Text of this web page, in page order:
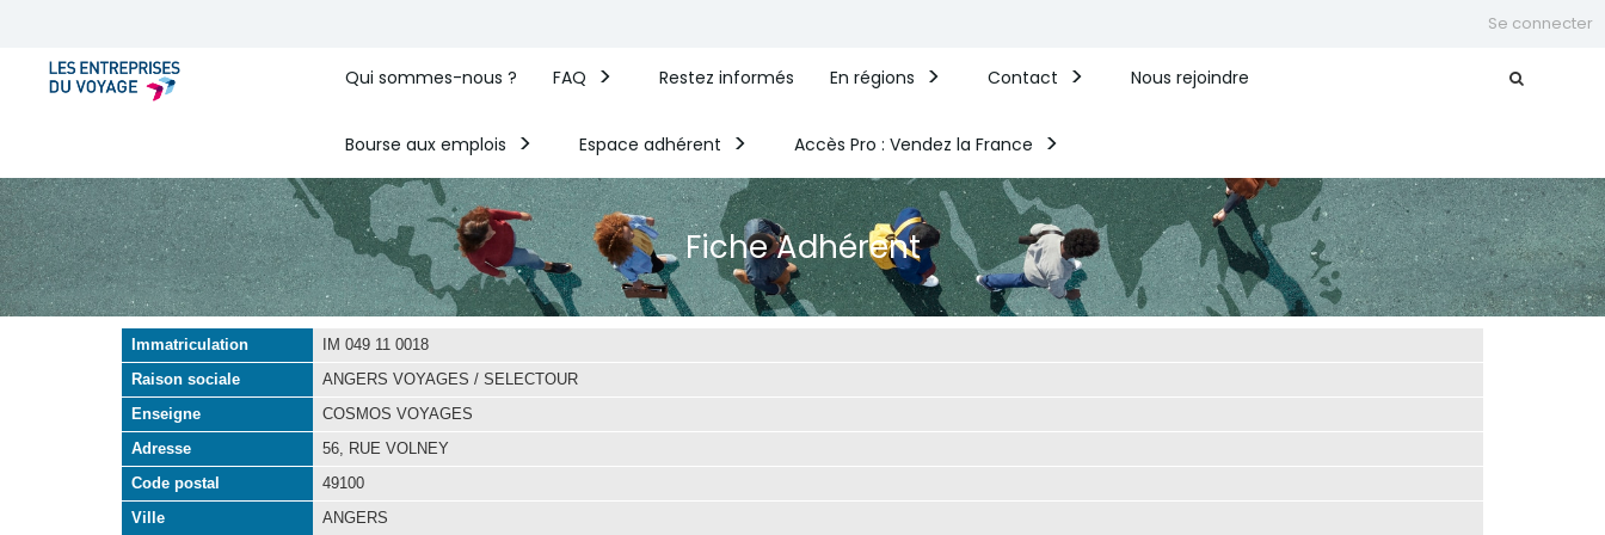
Se connecter
Qui sommes-nous ? FAQ Restez informés En régions Contact Nous rejoindre
Bourse aux emplois Espace adhérent Accès Pro : Vendez la France​
Fiche Adhérent
Immatriculation
IM 049 11 0018
Raison sociale
ANGERS VOYAGES / SELECTOUR
Enseigne
COSMOS VOYAGES
Adresse
56, RUE VOLNEY
Code postal
49100
Ville
ANGERS